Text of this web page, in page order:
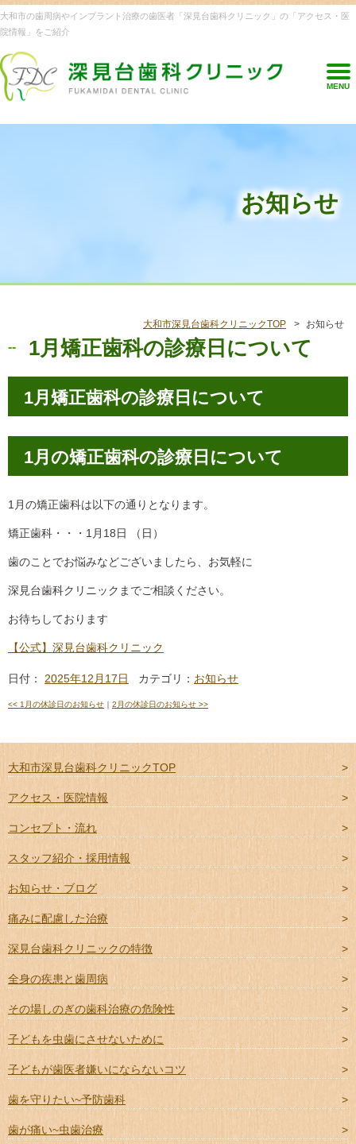
大和市の歯周病やインプラント治療の歯医者「深見台歯科クリニック」の「アクセス・医
院情報」をご紹介
MENU
お知らせ
大和市深見台歯科クリニックTOP お知らせ
1月矯正歯科の診療日について
1月矯正歯科の診療日について
1月の矯正歯科の診療日について
1月の矯正歯科は以下の通りとなります。
矯正歯科・・・1月18日 （日）
歯のことでお悩みなどございましたら、お気軽に
深見台歯科クリニックまでご相談ください。
お待ちしております
【公式】深見台歯科クリニック
日付： 2025年12月17日 カテゴリ： お知らせ
<< 1月の休診日のお知らせ ｜ 2月の休診日のお知らせ >>
大和市深見台歯科クリニックTOP
アクセス・医院情報
コンセプト・流れ
スタッフ紹介・採用情報
お知らせ・ブログ
痛みに配慮した治療
深見台歯科クリニックの特徴
全身の疾患と歯周病
その場しのぎの歯科治療の危険性
子どもを虫歯にさせないために
子どもが歯医者嫌いにならないコツ
歯を守りたい~予防歯科
歯が痛い~虫歯治療